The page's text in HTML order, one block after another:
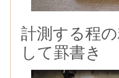
計測する程
して罫書き